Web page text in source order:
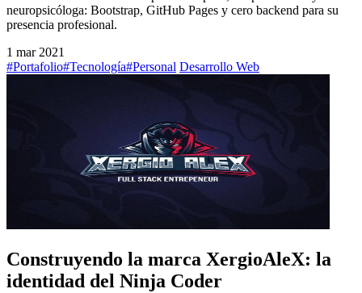
neuropsicóloga: Bootstrap, GitHub Pages y cero backend para su
presencia profesional.
1 mar 2021
#Portafolio#Tecnología#Personal Desarrollo Web
Construyendo la marca XergioAleX: la
identidad del Ninja Coder